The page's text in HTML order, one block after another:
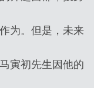
为。但是，未来
寅初先生因他的